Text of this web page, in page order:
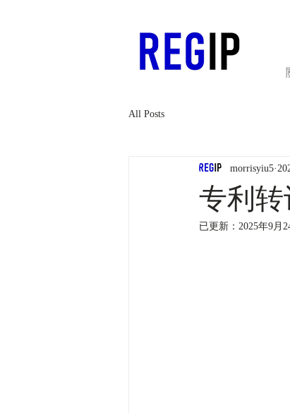
All Posts
专利
morrisyiu5
已更新： 2025年9月